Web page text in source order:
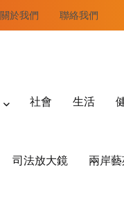
關於我們 聯絡我們
社會 生活
司法放大鏡 兩岸